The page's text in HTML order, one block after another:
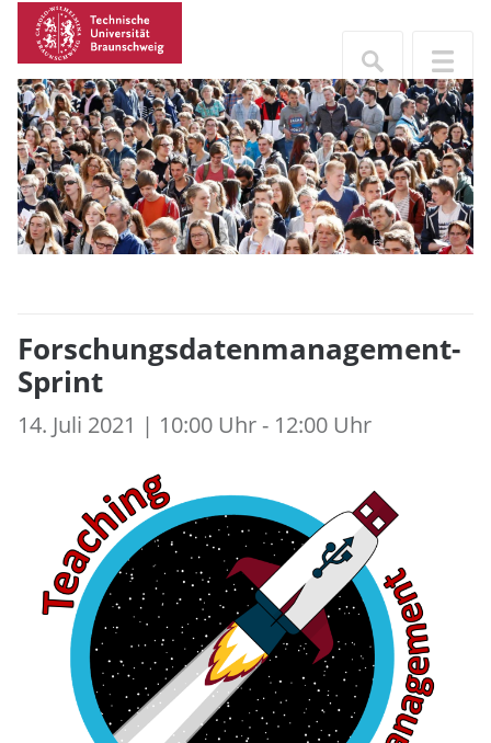
Forschungsdatenmanagement-
Sprint
14. Juli 2021 | 10:00 Uhr - 12:00 Uhr